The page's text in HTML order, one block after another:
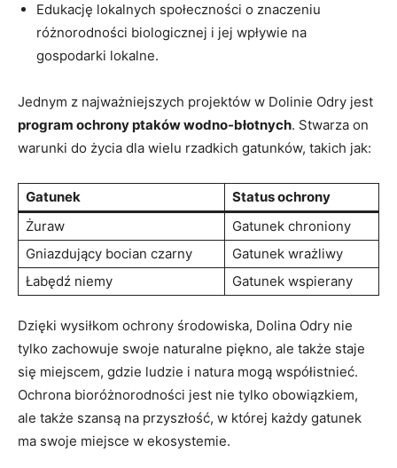
Edukację‍ lokalnych społeczności o znaczeniu​
różnorodności biologicznej i jej wpływie⁢ na
gospodarki⁣ lokalne.
Jednym ‍z ⁢najważniejszych projektów⁢ w Dolinie Odry‌ jest
program ‍ochrony ⁣ptaków wodno-błotnych. Stwarza on
warunki do życia dla wielu rzadkich ⁤gatunków, takich ‍jak:
Gatunek
Status ochrony
Żuraw
Gatunek ⁣chroniony
Gniazdujący bocian ​czarny
Gatunek ⁤wrażliwy
Łabędź niemy
Gatunek ‍wspierany
Dzięki​ wysiłkom ochrony środowiska, Dolina ‍Odry nie
tylko zachowuje swoje naturalne piękno, ale ‌także staje
się miejscem,​ gdzie ludzie i ⁢natura mogą współistnieć.
Ochrona‍ bioróżnorodności jest nie‍ tylko ⁢obowiązkiem,
ale ‌także szansą⁢ na przyszłość, w ⁢której każdy⁣ gatunek
ma⁣ swoje miejsce w ekosystemie.